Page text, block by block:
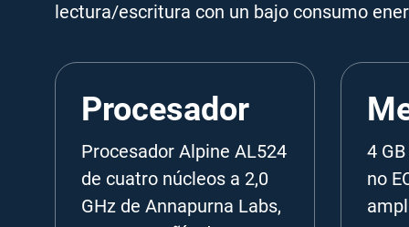
lectura/escritura con un bajo consumo
Procesador
Procesador Alpine AL524
de cuatro núcleos a 2,0
GHz de Annapurna Labs,
4
no